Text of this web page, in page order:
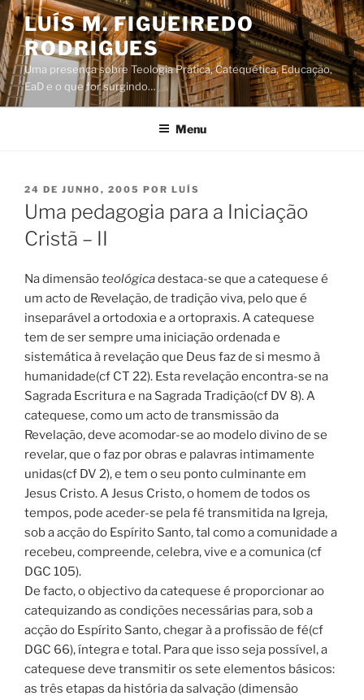
Saltar
para
o
conteúdo
LUÍS M. FIGUEIREDO
RODRIGUES
Uma presença sobre Teologia Prática, Catequética, Educação,
EaD e o que for surgindo…
Menu
PUBLICADO
EM
24 DE JUNHO, 2005 POR LUÍS
Uma pedagogia para a Iniciação
Cristã – II
Na dimensãoteológicadestaca-se que a catequese é
um acto de Revelação, de tradição viva, pelo que é
inseparável a ortodoxia e a ortopraxis. A catequese
tem de ser sempre uma iniciação ordenada e
sistemática à revelação que Deus faz de si mesmo à
humanidade(cf CT 22). Esta revelação encontra-se na
Sagrada Escritura e na Sagrada Tradição(cf DV 8). A
catequese, como um acto de transmissão da
Revelação, deve acomodar-se ao modelo divino de se
revelar, que o faz por obras e palavras intimamente
unidas(cf DV 2), e tem o seu ponto culminante em
Jesus Cristo. A Jesus Cristo, o homem de todos os
tempos, pode aceder-se pela fé transmitida na Igreja,
sob a acção do Espírito Santo, tal como a comunidade a
recebeu, compreende, celebra, vive e a comunica (cf
DGC 105).
De facto, o objectivo da catequese é proporcionar ao
catequizando as condições necessárias para, sob a
acção do Espírito Santo, chegar à a profissão de fé(cf
DGC 66), íntegra e total. Para que isso seja possível, a
catequese deve transmitir os sete elementos básicos:
as três etapas da história da salvação (dimensão